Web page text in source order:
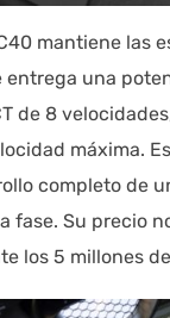
mantiene las
una
de 8
máxima.
completo de
fase. Su precio
los 5 millones